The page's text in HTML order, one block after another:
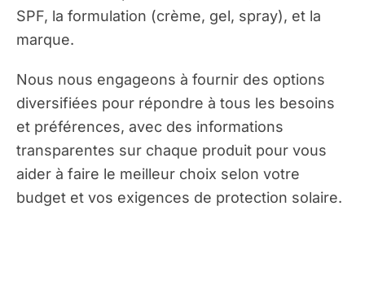
SPF, la formulation (crème, gel, spray), et la
marque.
Nous nous engageons à fournir des options
diversifiées pour répondre à tous les besoins
et préférences, avec des informations
transparentes sur chaque produit pour vous
aider à faire le meilleur choix selon votre
budget et vos exigences de protection solaire.